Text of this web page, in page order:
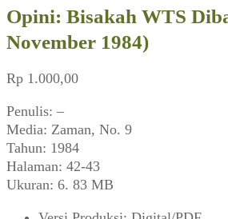
Opini: Bisakah WTS
November 1984)
Rp 1.000,00
Penulis: –
Media: Zaman, No. 9
Tahun: 1984
Halaman: 42-43
Ukuran: 6. 83 MB